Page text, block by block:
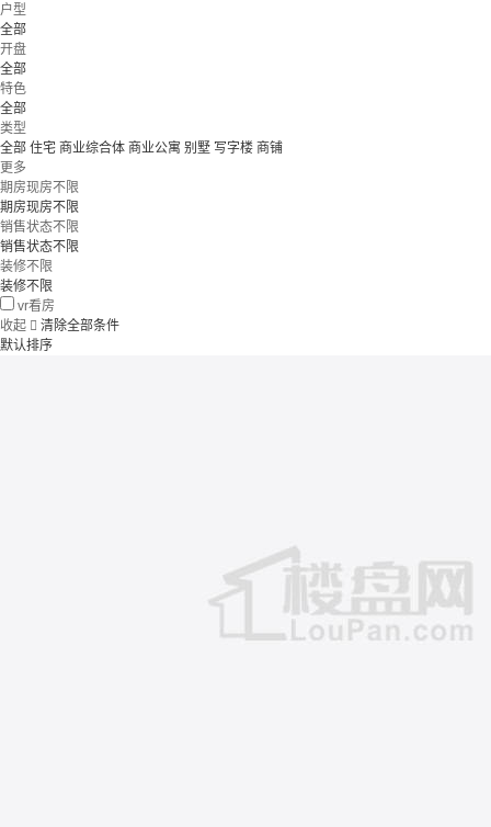
户型
全部
开盘
全部
特色
全部
类型
全部 住宅 商业综合体 商业公寓 别墅 写字楼 商铺
更多
期房现房不限
期房现房不限
销售状态不限
销售状态不限
装修不限
装修不限
vr看房
收起  清除全部条件
默认排序